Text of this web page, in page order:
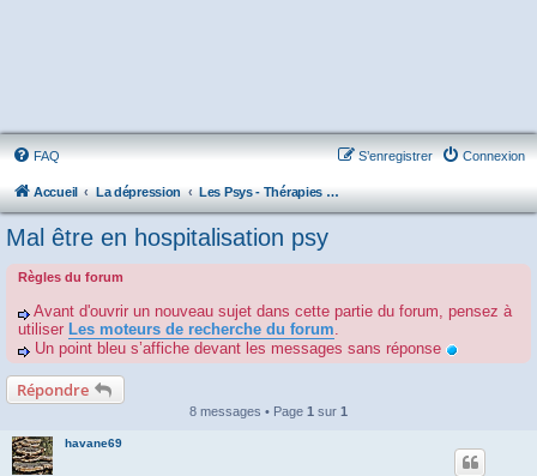
FAQ Connexion
S’enregistrer
Accueil La dépression Les Psys - Thérapies - Cliniques - Hôpitaux - Associations
Mal être en hospitalisation psy
Règles du forum
Avant d'ouvrir un nouveau sujet dans cette partie du forum, pensez à
utiliser Les moteurs de recherche du forum.
Un point bleu s’affiche devant les messages sans réponse
Répondre
8 messages • Page 1 sur 1
havane69